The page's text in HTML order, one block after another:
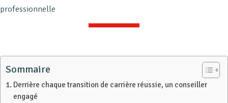
professionnelle
Sommaire
Derrière chaque transition de carrière réussie, un conseiller
engagé